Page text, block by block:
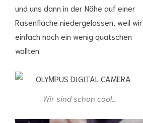
und uns dann in der Nähe auf einer
Rasenfläche niedergelassen, weil wir
einfach noch ein wenig quatschen
wollten.
Wir sind schon cool…